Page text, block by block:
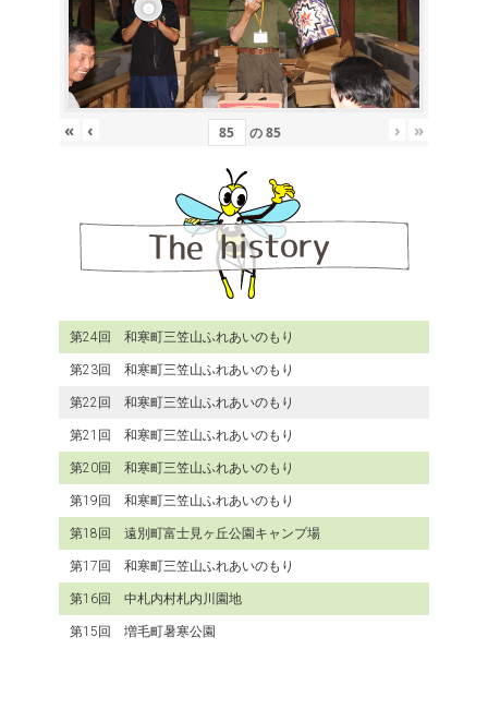
« ‹ の85 › »
第24回 和寒町三笠山ふれあいのもり
第23回 和寒町三笠山ふれあいのもり
第22回 和寒町三笠山ふれあいのもり
第21回 和寒町三笠山ふれあいのもり
第20回 和寒町三笠山ふれあいのもり
第19回 和寒町三笠山ふれあいのもり
第18回 遠別町富士見ヶ丘公園キャンプ場
第17回 和寒町三笠山ふれあいのもり
第16回 中札内村札内川園地
第15回 増毛町暑寒公園